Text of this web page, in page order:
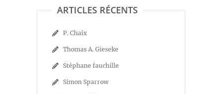
ARTICLES RÉCENTS
P. Chaix
Thomas A. Gieseke
Stéphane fauchille
Simon Sparrow